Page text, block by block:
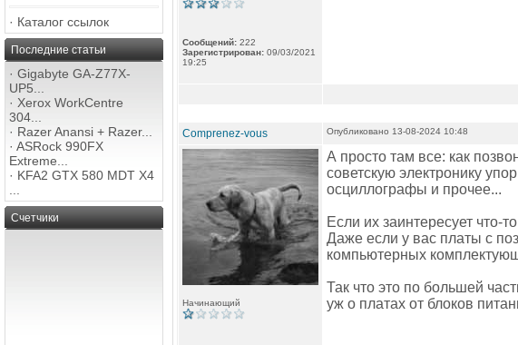
· Каталог ссылок
Последние статьи
· Gigabyte GA-Z77X-
UP5...
· Xerox WorkCentre
304...
· Razer Anansi + Razer...
· ASRock 990FX
Extreme...
· KFA2 GTX 580 MDT X4
Счетчики
Сообщений: 222
Зарегистрирован: 09/03/2021
19:25
Comprenez-vous Опубликовано 13-08-2024 10:48
Начинающий
А просто там все: как
советскую электронику
осциллографы и прочее...
Если их заинтересует что-
Даже если у вас платы с
компьютерных
Так что это по большей
уж о платах от блоков